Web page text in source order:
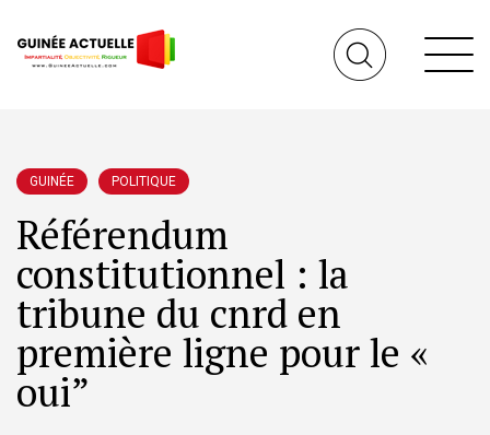
GUINÉE POLITIQUE
Référendum
constitutionnel : la
tribune du cnrd en
première ligne pour le «
oui”